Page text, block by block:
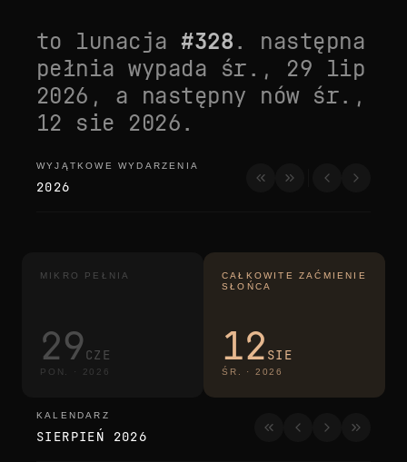
to lunacja#328. następna
pełnia wypada śr., 29 lip
2026 , a następny nów śr.,
12 sie 2026.
wyjątkowe wydarzenia
WYJĄTKOWE WYDARZENIA
2026
MIKRO PEŁNIA
29CZE
PON. · 2026
CAŁKOWITE ZAĆMIENIE
SŁOŃCA
12 SIE
ŚR. · 2026
kalendarz
KALENDARZ
SIERPIEŃ 2026